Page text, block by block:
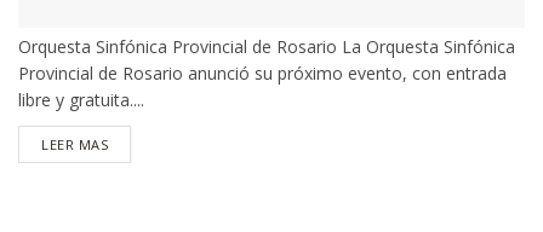
Orquesta Sinfónica Provincial de Rosario La Orquesta Sinfónica
Provincial de Rosario anunció su próximo evento, con entrada
libre y gratuita....
LEER MASDETAILS